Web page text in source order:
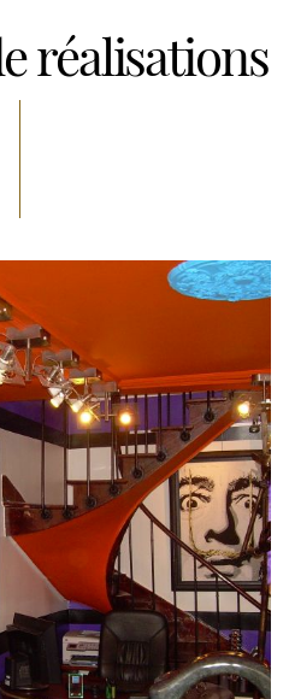
réalisations